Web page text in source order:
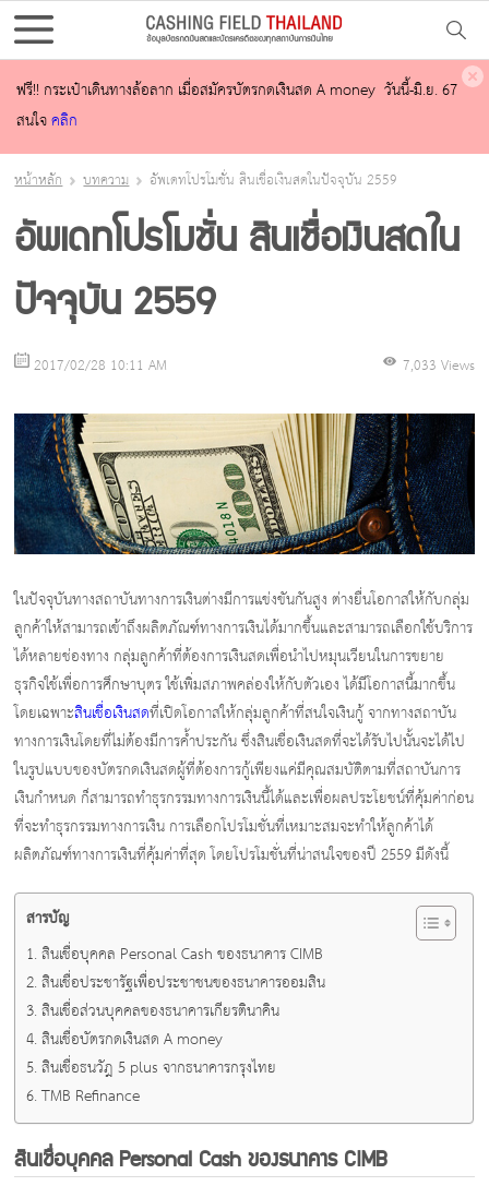
ฟรี!! กระเป๋าเดินทางล้อลาก เมื่อสมัครบัตรกดเงินสด A money วันนี้-มิ.ย. 67
สนใจคลิก
หน้าหลัก บทความ อัพเดทโปรโมชั่น สินเชื่อเงินสดในปัจจุบัน 2559
อัพเดทโปรโมชั่น สินเชื่อเงินสดใน
ปัจจุบัน 2559
2017/02/28 10:11 AM 7,033 Views
ในปัจจุบันทางสถาบันทางการเงินต่างมีการแข่งขันกันสูง ต่างยื่นโอกาสให้กับกลุ่ม
ลูกค้าให้สามารถเข้าถึงผลิตภัณฑ์ทางการเงินได้มากขึ้นและสามารถเลือกใช้บริการ
ได้หลายช่องทาง กลุ่มลูกค้าที่ต้องการเงินสดเพื่อนำไปหมุนเวียนในการขยาย
ธุรกิจใช้เพื่อการศึกษาบุตร ใช้เพิ่มสภาพคล่องให้กับตัวเอง ได้มีโอกาสนี้มากขึ้น
โดยเฉพาะสินเชื่อเงินสดที่เปิดโอกาสให้กลุ่มลูกค้าที่สนใจเงินกู้ จากทางสถาบัน
ทางการเงินโดยที่ไม่ต้องมีการค้ำประกัน ซึ่งสินเชื่อเงินสดที่จะได้รับไปนั้นจะได้ไป
ในรูปแบบของบัตรกดเงินสดผู้ที่ต้องการกู้เพียงแค่มีคุณสมบัติตามที่สถาบันการ
เงินกำหนด ก็สามารถทำธุรกรรมทางการเงินนี้ได้และเพื่อผลประโยชน์ที่คุ้มค่าก่อน
ที่จะทำธุรกรรมทางการเงิน การเลือกโปรโมชั่นที่เหมาะสมจะทำให้ลูกค้าได้
ผลิตภัณฑ์ทางการเงินที่คุ้มค่าที่สุด โดยโปรโมชั่นที่น่าสนใจของปี 2559 มีดังนี้
สารบัญ
สินเชื่อบุคคล Personal Cash ของธนาคาร CIMB
สินเชื่อประชารัฐเพื่อประชาชนของธนาคารออมสิน
สินเชื่อส่วนบุคคลของธนาคารเกียรตินาคิน
สินเชื่อบัตรกดเงินสด A money
สินเชื่อธนวัฎ 5 plus จากธนาคารกรุงไทย
TMB Refinance
สินเชื่อบุคคล Personal Cash ของธนาคาร CIMB